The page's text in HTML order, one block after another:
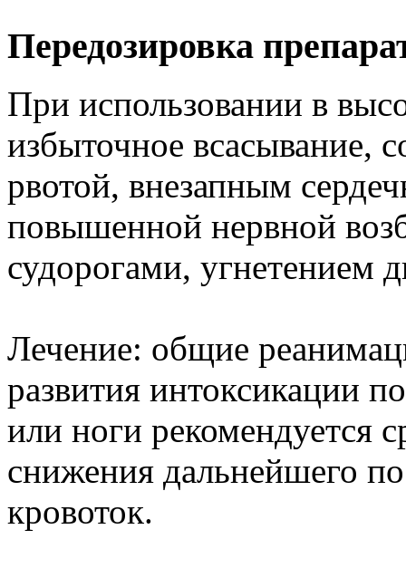
Передозировка
При использовании в
избыточное всасывание,
рвотой, внезапным
повышенной нервной
судорогами, угнетением
Лечение: общие
развития интоксикации
или ноги рекомендуется
снижения дальнейшего
кровоток.